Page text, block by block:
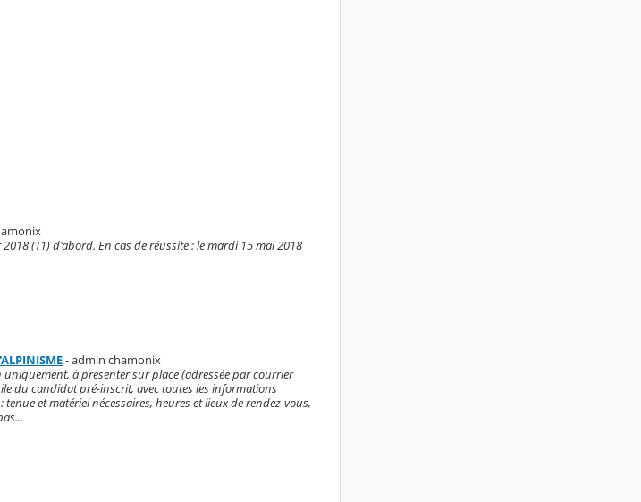
(T1) d'abord. En cas de réussite : le mardi 15 mai 2018
- admin chamonix
uniquement, à présenter sur place (adressée par courrier
du candidat pré-inscrit, avec toutes les informations
et matériel nécessaires, heures et lieux de rendez-vous,